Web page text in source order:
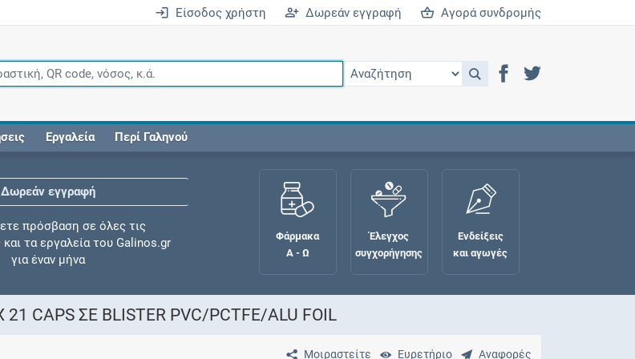
Είσοδος χρήστη Δωρεάν εγγραφή Αγορά συνδρομής
Εργαλεία Περί Γαληνού
Δωρεάν εγγραφή
πρόσβαση σε όλες τις
τα εργαλεία του Galinos.gr
για έναν μήνα
Φάρμακα
Α - Ω
Έλεγχος
συγχορήγησης
Ενδείξεις
και αγωγές
CAPS ΣΕ BLISTER PVC/PCTFE/ALU FOIL
Μοιραστείτε Ευρετήριο Αναφορές